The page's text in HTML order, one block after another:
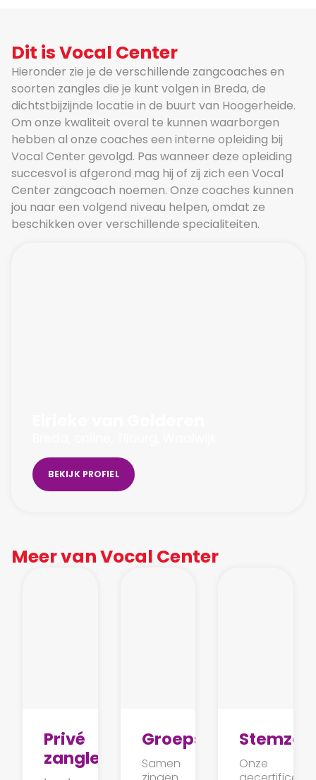
Dit is Vocal Center
Hieronder zie je de verschillende zangcoaches en
soorten zangles die je kunt volgen in Breda, de
dichtstbijzijnde locatie in de buurt van Hoogerheide.
Om onze kwaliteit overal te kunnen waarborgen
hebben al onze coaches een interne opleiding bij
Vocal Center gevolgd. Pas wanneer deze opleiding
succesvol is afgerond mag hij of zij zich een Vocal
Center zangcoach noemen. Onze coaches kunnen
jou naar een volgend niveau helpen, omdat ze
beschikken over verschillende specialiteiten.
BEKIJK PROFIEL
Meer van Vocal Center
Privé
zangles
Groepszangles
Samen
Onze